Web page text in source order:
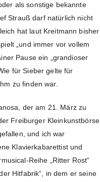
als sonstige bekannte
Strauß darf natürlich nicht
hat laut Kreitmann bisher
„und immer vor vollem
Pause ein „grandioser
für Sieber gelte für
zu finden war.
der am 21. März zu
Freiburger Kleinkunstbörse
und ich war
Klavierkabarettist und
Reihe „Ritter Rost“
Hitfabrik“, in dem er seine